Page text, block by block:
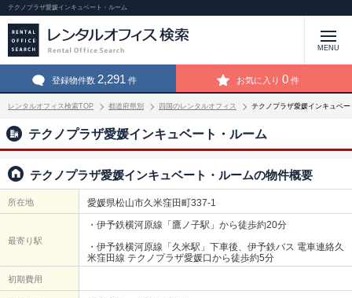
テクノプラザ愛媛インキュベート・ルーム
MENU
登録物件数 2,291 件 お気に入り 0 件
レンタルオフィス検索TOP 都道府県別 四国のレンタルオフィス テクノプラザ愛媛インキュベ
テクノプラザ愛媛インキュベート・ルーム
テクノプラザ愛媛インキュベート・ルームの物件概要
所在地 愛媛県松山市久米窪田町337-1
最寄り駅
・伊予鉄横河原線「鷹ノ子駅」から徒歩約20分
・伊予鉄横河原線「久米駅」下車後、伊予鉄バス 電車連絡久
米窪田線 テクノプラザ愛媛口から徒歩約5分
初期費用